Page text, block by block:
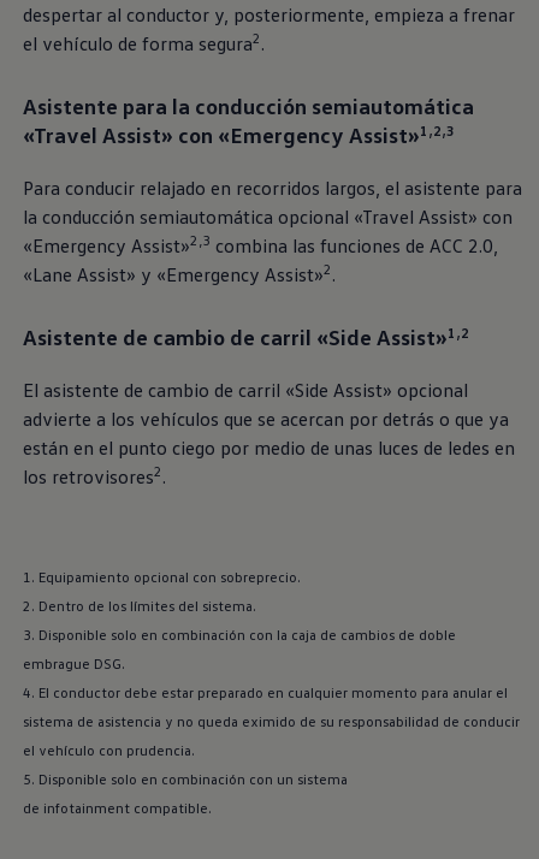
despertar al conductor y, posteriormente, empieza a frenar
el vehículo de forma segura2 .
Asistente para la conducción semiautomática
«Travel Assist» con «Emergency Assist»1,2,3
Para conducir relajado en recorridos largos, el asistente para
la conducción semiautomática opcional «Travel Assist» con
«Emergency Assist»2,3 combina las funciones de ACC 2.0,
«Lane Assist» y «Emergency Assist»2 .
Asistente de cambio de carril «Side Assist»1,2
El asistente de cambio de carril «Side Assist» opcional
advierte a los vehículos que se acercan por detrás o que ya
están en el punto ciego por medio de unas luces de ledes en
los retrovisores2 .
1. Equipamiento opcional con sobreprecio.
2. Dentro de los límites del sistema.
3. Disponible solo en combinación con la caja de cambios de doble
embrague DSG.
4. El conductor debe estar preparado en cualquier momento para anular el
sistema de asistencia y no queda eximido de su responsabilidad de conducir
el vehículo con prudencia.
5. Disponible solo en combinación con un sistema
de infotainment compatible.